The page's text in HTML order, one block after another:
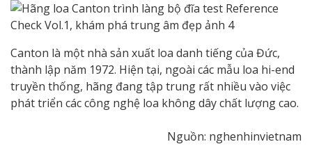
Canton là một nhà sản xuất loa danh tiếng của Đức,
thành lập năm 1972. Hiện tại, ngoài các mẫu loa hi-end
truyền thống, hãng đang tập trung rất nhiều vào việc
phát triển các công nghệ loa không dây chất lượng cao.
Nguồn: nghenhinvietnam